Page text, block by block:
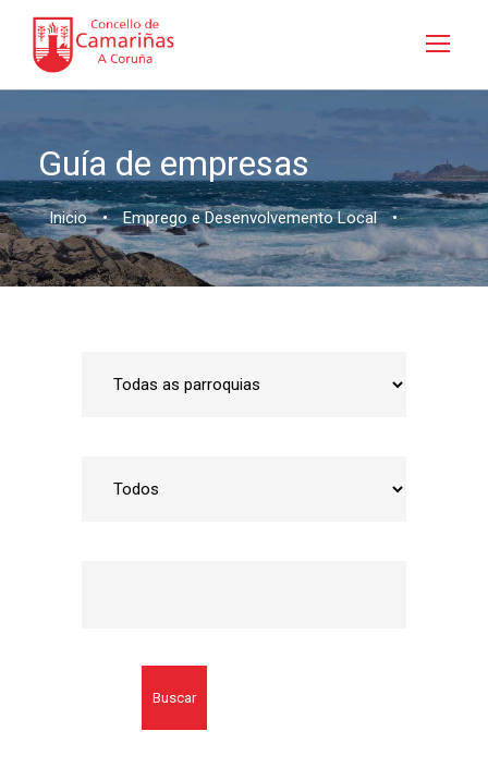
Guía de empresas
Inicio • Emprego e Desenvolvemento Local •
Buscar